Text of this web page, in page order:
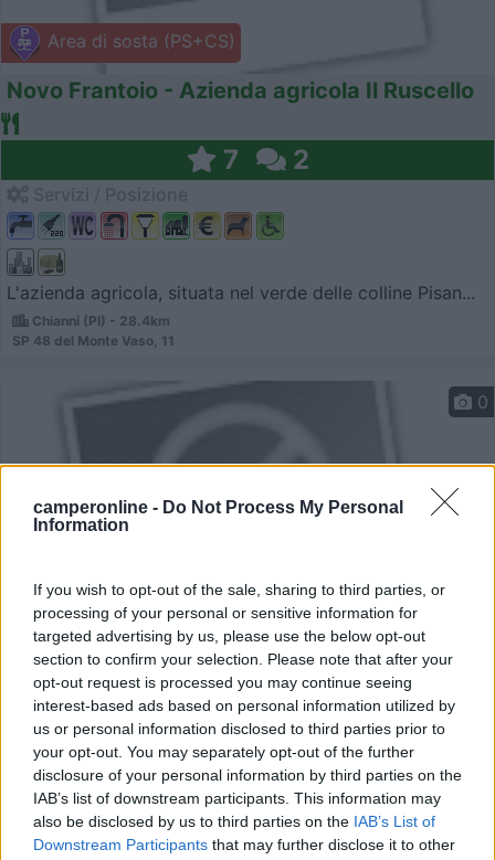
camperonline - Do Not Process My Personal
Information
If you wish to opt-out of the sale, sharing to third parties, or
processing of your personal or sensitive information for
targeted advertising by us, please use the below opt-out
section to confirm your selection. Please note that after your
opt-out request is processed you may continue seeing
interest-based ads based on personal information utilized by
us or personal information disclosed to third parties prior to
your opt-out. You may separately opt-out of the further
disclosure of your personal information by third parties on the
IAB’s list of downstream participants. This information may
also be disclosed by us to third parties on the IAB’s List of
Downstream Participants that may further disclose it to other
Area di sosta (PS+CS)
Novo Frantoio - Azienda agricola Il Ruscello
7 2
L'azienda agricola, situata nel verde delle colline Pisan...
Chianni (PI) - 28.4km
SP 48 del Monte Vaso, 11
Area di sosta (PS)
0
Agriturismo Tenuta il Pino
7 1
Servizi / Posizione